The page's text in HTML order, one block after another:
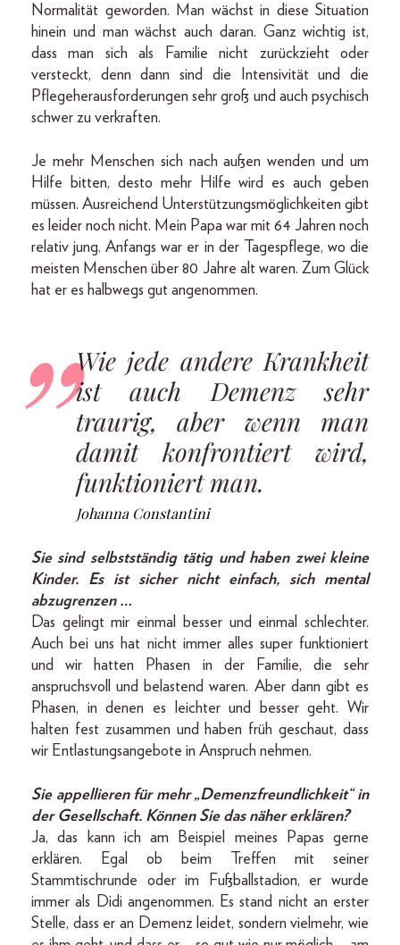
Normalität geworden. Man wächst in diese Situation
hinein und man wächst auch daran. Ganz wichtig ist,
dass man sich als Familie nicht zurückzieht oder
versteckt, denn dann sind die Intensivität und die
Pflegeherausforderungen sehr groß und auch psychisch
schwer zu verkraften.
Je mehr Menschen sich nach außen wenden und um
Hilfe bitten, desto mehr Hilfe wird es auch geben
müssen. Ausreichend Unterstützungsmöglichkeiten gibt
es leider noch nicht. Mein Papa war mit 64 Jahren noch
relativ jung. Anfangs war er in der Tagespflege, wo die
meisten Menschen über 80 Jahre alt waren. Zum Glück
hat er es halbwegs gut angenommen.
Wie jede andere Krankheit
ist auch Demenz sehr
traurig, aber wenn man
damit konfrontiert wird,
funktioniert man.
Johanna Constantini
Sie sind selbstständig tätig und haben zwei kleine
Kinder. Es ist sicher nicht einfach, sich mental
abzugrenzen …
Das gelingt mir einmal besser und einmal schlechter.
Auch bei uns hat nicht immer alles super funktioniert
und wir hatten Phasen in der Familie, die sehr
anspruchsvoll und belastend waren. Aber dann gibt es
Phasen, in denen es leichter und besser geht. Wir
halten fest zusammen und haben früh geschaut, dass
wir Entlastungsangebote in Anspruch nehmen.
Sie appellieren für mehr „Demenzfreundlichkeit“ in
der Gesellschaft. Können Sie das näher erklären?
Ja, das kann ich am Beispiel meines Papas gerne
erklären. Egal ob beim Treffen mit seiner
Stammtischrunde oder im Fußballstadion, er wurde
immer als Didi angenommen. Es stand nicht an erster
Stelle, dass er an Demenz leidet, sondern vielmehr, wie